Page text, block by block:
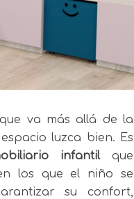
va más allá de la
luzca bien. Es
infantilque
los que el niño se
su confort,